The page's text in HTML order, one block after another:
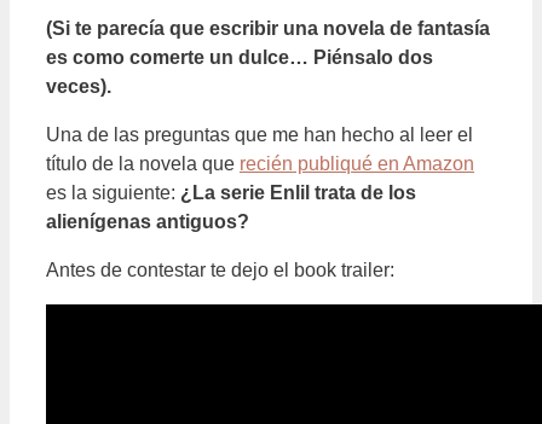
(Si te parecía que escribir una novela de fantasía
es como comerte un dulce… Piénsalo dos
veces).
Una de las preguntas que me han hecho al leer el
título de la novela que recién publiqué en Amazon
es la siguiente: ¿La serie Enlil trata de los
alienígenas antiguos?
Antes de contestar te dejo el book trailer: